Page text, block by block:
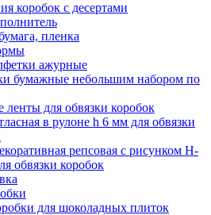
коробок с десертами
пленка
ажурные
бумажные небольшим набором по
ленты для обвязки коробок
в рулоне h 6 мм для обвязки
репсовая с рисунком H-
обвязки коробок
для шоколадных плиток